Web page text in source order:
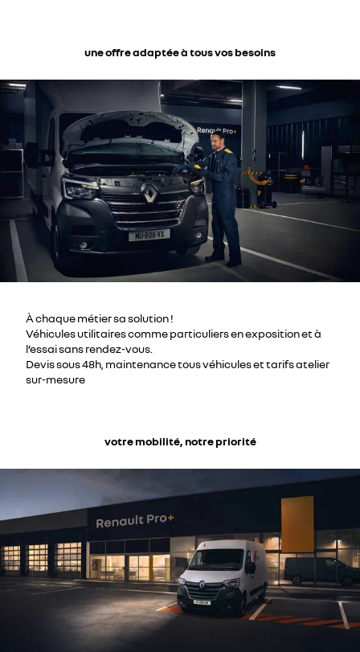
une offre adaptée à tous vos besoins
À chaque métier sa solution !
Véhicules utilitaires comme particuliers en exposition et à
l’essai sans rendez-vous.
Devis sous 48h, maintenance tous véhicules et tarifs atelier
sur-mesure
votre mobilité, notre priorité